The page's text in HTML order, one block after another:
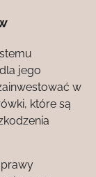
jego
w
które są